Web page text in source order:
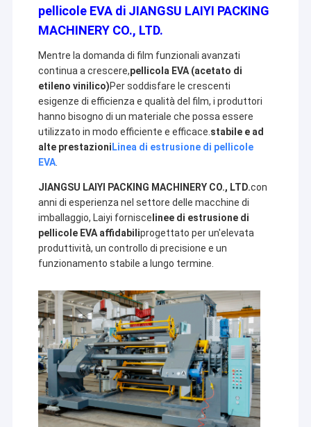
pellicole EVA di JIANGSU LAIYI PACKING
MACHINERY CO., LTD.
Mentre la domanda di film funzionali avanzati
continua a crescere,pellicola EVA (acetato di
etileno vinilico)Per soddisfare le crescenti
esigenze di efficienza e qualità del film, i produttori
hanno bisogno di un materiale che possa essere
utilizzato in modo efficiente e efficace.stabile e ad
alte prestazioni Linea di estrusione di pellicole
EVA.
JIANGSU LAIYI PACKING MACHINERY CO., LTD.con
anni di esperienza nel settore delle macchine di
imballaggio, Laiyi fornisce linee di estrusione di
pellicole EVA affidabiliprogettato per un'elevata
produttività, un controllo di precisione e un
funzionamento stabile a lungo termine.